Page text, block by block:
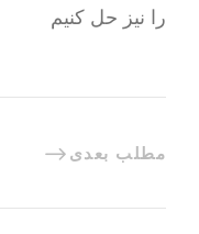
را نیز حل کنیم
مطلب بعدی